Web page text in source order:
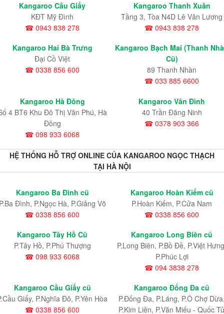
Kangaroo Cầu Giấy
KĐT Mỹ Đình
☎ 0943 838 278
Kangaroo Thanh Xuân
Tầng 3, Tòa N4D Lê Văn Lương
☎ 0943 838 278
Kangaroo Hai Bà Trưng
Đại Cồ Việt
☎ 0338 856 600
Kangaroo Bạch Mai (Thanh
Cũ)
89 Thanh Nhàn
☎ 033 885 6600
Kangaroo Hà Đông
4 BT6 Khu Đô Thị Văn Phú, Hà
Đông
☎ 098 933 6068
Kangaroo Vân Đình
40 Trần Đăng Ninh
☎ 0378 903 366
HỆ THỐNG HỖ TRỢ ONLINE CỦA KANGAROO NGỌC THẠCH
TẠI HÀ NỘI
Kangaroo Ba Đình cũ
Đình, P.Ngọc Hà, P.Giảng Võ
☎ 0338 856 600
Kangaroo Hoàn Kiếm cũ
P.Hoàn Kiếm, P.Cửa Nam
☎ 0338 856 600
Kangaroo Tây Hồ Cũ
P.Tây Hồ, P.Phú Thượng
☎ 098 933 6068
Kangaroo Long Biên cũ
P.Long Biên, P.Bồ Đề, P.Việt
P.Phúc Lợi
☎ 094 3838 278
Kangaroo Cầu Giấy cũ
Giấy, P.Nghĩa Đô, P.Yên Hòa
☎ 0338 856 600
Kangaroo Đống Đa cũ
P.Đống Đa, P.Láng, P.Ô Chợ
P.Kim Liên, P.Văn Miếu - Quốc